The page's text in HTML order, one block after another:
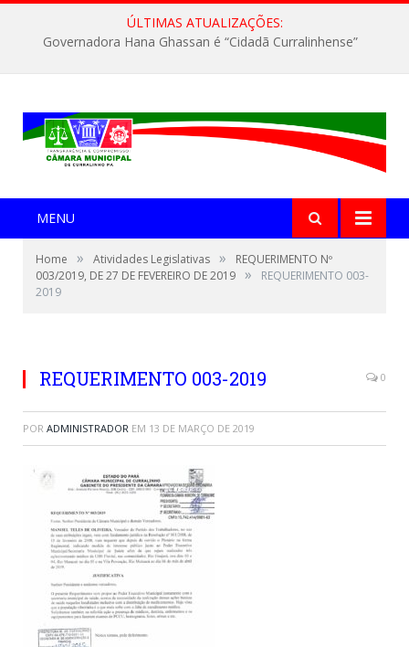
ÚLTIMAS ATUALIZAÇÕES:
Governadora Hana Ghassan é “Cidadã Curralinhense”
MENU
Home » Atividades Legislativas »
REQUERIMENTO Nº
003/2019, DE 27 DE FEVEREIRO DE 2019 »
REQUERIMENTO 003-
2019
REQUERIMENTO 003-2019 0
POR ADMINISTRADOR EM 13 DE MARÇO DE 2019